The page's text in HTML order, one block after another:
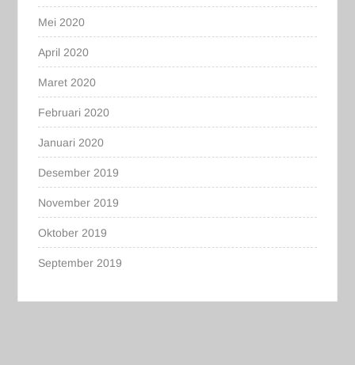
Mei 2020
April 2020
Maret 2020
Februari 2020
Januari 2020
Desember 2019
November 2019
Oktober 2019
September 2019